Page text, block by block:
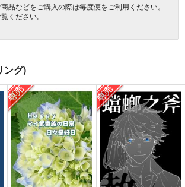
品などをご購入の際は毎度便をご利用ください。
ください。
ング)